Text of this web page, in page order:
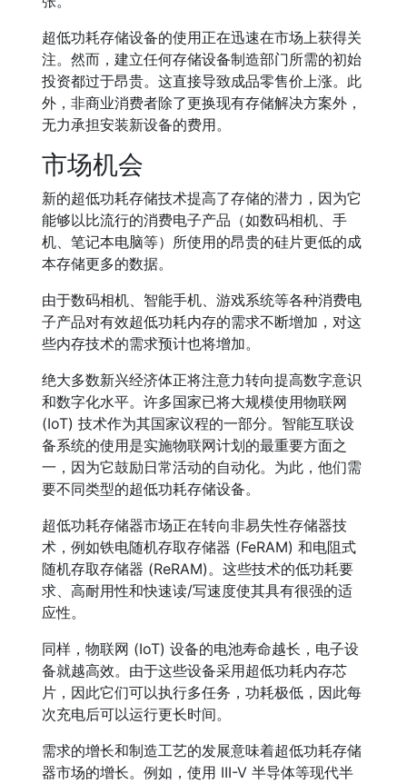
超低功耗存储设备的使用正在迅速在市场上获得关
注。然而，建立任何存储设备制造部门所需的初始
投资都过于昂贵。这直接导致成品零售价上涨。此
外，非商业消费者除了更换现有存储解决方案外，
无力承担安装新设备的费用。
市场机会
新的超低功耗存储技术提高了存储的潜力，因为它
能够以比流行的消费电子产品（如数码相机、手
机、笔记本电脑等）所使用的昂贵的硅片更低的成
本存储更多的数据。
由于数码相机、智能手机、游戏系统等各种消费电
子产品对有效超低功耗内存的需求不断增加，对这
些内存技术的需求预计也将增加。
绝大多数新兴经济体正将注意力转向提高数字意识
和数字化水平。许多国家已将大规模使用物联网
(IoT) 技术作为其国家议程的一部分。智能互联设
备系统的使用是实施物联网计划的最重要方面之
一，因为它鼓励日常活动的自动化。为此，他们需
要不同类型的超低功耗存储设备。
超低功耗存储器市场正在转向非易失性存储器技
术，例如铁电随机存取存储器 (FeRAM) 和电阻式
随机存取存储器 (ReRAM)。这些技术的低功耗要
求、高耐用性和快速读/写速度使其具有很强的适
应性。
同样，物联网 (IoT) 设备的电池寿命越长，电子设
备就越高效。由于这些设备采用超低功耗内存芯
片，因此它们可以执行多任务，功耗极低，因此每
次充电后可以运行更长时间。
需求的增长和制造工艺的发展意味着超低功耗存储
器市场的增长。例如，使用 III-V 半导体等现代半